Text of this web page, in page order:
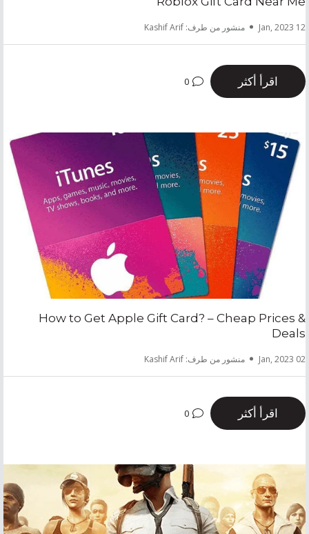
12 Jan, 2023 منشور من طرف: Kashif Arif
اقرأ أكثر 0
How to Get Apple Gift Card? – Cheap Prices &
Deals
02 Jan, 2023 منشور من طرف: Kashif Arif
اقرأ أكثر 0